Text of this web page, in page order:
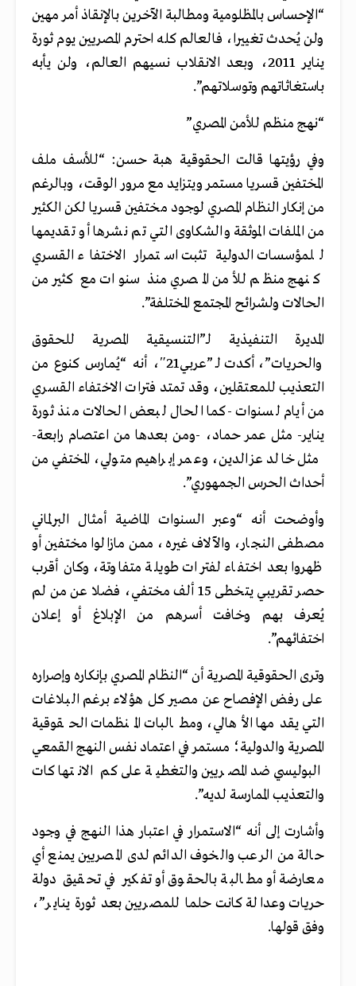
“الإحساس بالمظلومية ومطالبة الآخرين بالإنقاذ أمر مهين
ولن يُحدث تغييرا، فالعالم كله احترم المصريين يوم ثورة
يناير 2011، وبعد الانقلاب نسيهم العالم، ولن يأبه
باستغاثاتهم وتوسلاتهم”.
“نهج منظم للأمن المصري”
وفي رؤيتها قالت الحقوقية هبة حسن: “للأسف ملف
المختفين قسريا مستمر ويتزايد مع مرور الوقت، وبالرغم
من إنكار النظام المصري لوجود مختفين قسريا لكن الكثير
من الملفات الموثقة والشكاوى التي تم نشرها أو تقديمها
للمؤسسات الدولية تثبت استمرار الاختفاء القسري
كنهج منظم للأمن المصري منذ سنوات مع كثير من
الحالات ولشرائح المجتمع المختلفة”.
المديرة التنفيذية لـ”التنسيقية المصرية للحقوق
والحريات”، أكدت لـ”عربي21″، أنه “يُمارس كنوع من
التعذيب للمعتقلين، وقد تمتد فترات الاختفاء القسري
من أيام لسنوات -كما الحال لبعض الحالات منذ ثورة
يناير- مثل عمر حماد، -ومن بعدها من اعتصام رابعة-
مثل خالد عزالدين، وعمر إبراهيم متولي، المختفي من
أحداث الحرس الجمهوري”.
وأوضحت أنه “وعبر السنوات الماضية أمثال البرلماني
مصطفى النجار، والآلاف غيره، ممن مازالوا مختفين أو
ظهروا بعد اختفاء لفترات طويلة متفاوتة، وكان أقرب
حصر تقريبي يتخطى 15 ألف مختفي، فضلا عن من لم
يُعرف بهم وخافت أسرهم من الإبلاغ أو إعلان
اختفائهم”.
وترى الحقوقية المصرية أن “النظام المصري بإنكاره وإصراره
على رفض الإفصاح عن مصير كل هؤلاء برغم البلاغات
التي يقدمها الأهالي، ومطالبات المنظمات الحقوقية
المصرية والدولية؛ مستمر في اعتماد نفس النهج القمعي
البوليسي ضد المصريين والتغطية على كم الانتهاكات
والتعذيب الممارسة لديه”.
وأشارت إلى أنه “الاستمرار في اعتبار هذا النهج في وجود
حالة من الرعب والخوف الدائم لدى المصريين يمنع أي
معارضة أو مطالبة بالحقوق أو تفكير في تحقيق دولة
حريات وعدالة كانت حلما للمصريين بعد ثورة يناير”،
وفق قولها.